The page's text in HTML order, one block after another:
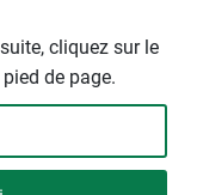
+
cliquez sur le
de page.